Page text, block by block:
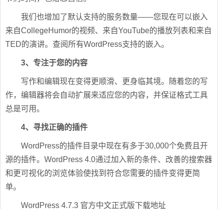
我们也增加了默认支持的服务数量——您现在可以嵌入
来自CollegeHumor的视频、来自YouTube的播放列表和来自
TED的演讲。查阅所有WordPress支持的嵌入。
3、专注于您的内容
写作和编辑现在变得更顺滑、更身临其境。随着您的写
作，编辑器将会自动扩展来适应您的内容，并保证格式工具
总是可用。
4、寻找正确的插件
WordPress的插件目录中现在有多于30,000个免费且开
源的插件。WordPress 4.0通过加入新的条件、改善的搜索器
和更可视化的浏览体验使找到符合您需要的插件变得更简
单。
WordPress 4.7.3 官方中文正式版下载地址